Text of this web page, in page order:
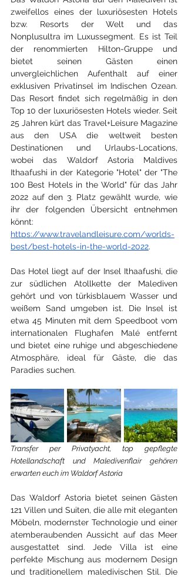
zweifellos eines der luxuriösesten Hotels
bzw. Resorts der Welt und das
Nonplusultra im Luxussegment. Es ist Teil
der renommierten Hilton-Gruppe und
bietet seinen Gästen einen
unvergleichlichen Aufenthalt auf einer
exklusiven Privatinsel im Indischen Ozean.
Das Resort findet sich regelmäßig in den
Top 10 der luxuriösesten Hotels wieder. Seit
25 Jahren kürt das Travel+Leisure Magazine
aus den USA die weltweit besten
Destinationen und Urlaubs-Locations,
wobei das Waldorf Astoria Maldives
Ithaafushi in der Kategorie "Hotel" der "The
100 Best Hotels in the World" für das Jahr
2022 auf den 3. Platz gewählt wurde, wie
ihr der folgenden Übersicht entnehmen
https://www.travelandleisure.com/worlds-
best/best-hotels-in-the-world-2022.
Das Hotel liegt auf der Insel Ithaafushi, die
zur südlichen Atollkette der Malediven
gehört und von türkisblauem Wasser und
weißem Sand umgeben ist. Die Insel ist
etwa 45 Minuten mit dem Speedboot vom
internationalen Flughafen Malé entfernt
und bietet eine ruhige und abgeschiedene
Atmosphäre, ideal für Gäste, die das
Paradies suchen.
Transfer per Privatyacht, top gepflegte
Hotellandschaft und Maledivenflair gehören
erwarten euch im Waldorf Astoria
Das Waldorf Astoria bietet seinen Gästen
121 Villen und Suiten, die alle mit eleganten
Möbeln, modernster Technologie und einer
atemberaubenden Aussicht auf das Meer
ausgestattet sind. Jede Villa ist eine
perfekte Mischung aus modernem Design
und traditionellem maledivischen Stil. Die